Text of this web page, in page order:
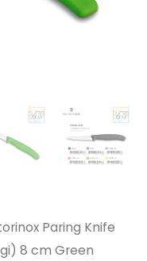
Paring Knife
8 cm Green